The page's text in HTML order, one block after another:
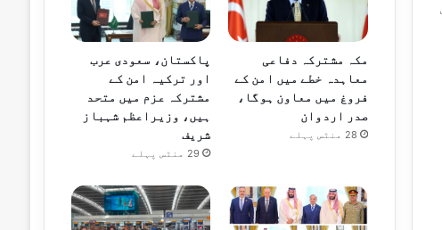
مکہ مشترکہ دفاعی
معاہدہ خطے میں امن کے
فروغ میں معاون ہوگا،
صدر اردوان
28 منٹس پہلے
پاکستان، سعودی عرب
اور ترکیہ امن کے
مشترکہ عزم میں متحد
ہیں، وزیراعظم شہباز
شریف
29 منٹس پہلے